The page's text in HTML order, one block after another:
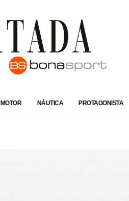
MOTOR NÁUTICA PROTAGONISTA